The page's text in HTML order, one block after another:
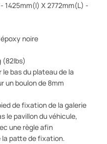
1425mm(l) X 2772mm(L) -
noire
(82lbs)
bas du plateau de la
un boulon de 8mm
de fixation de la galerie
le pavillon du véhicule,
une règle afin
la patte de fixation.